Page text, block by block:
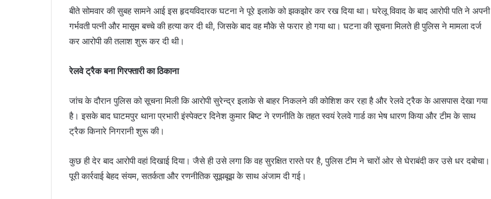
बीते सोमवार की सुबह सामने आई इस हृदयविदारक घटना ने पूरे इलाके को झकझोर कर रख दिया था। घरेलू विवाद के बाद आरोपी पति ने अपनी
गर्भवती पत्नी और मासूम बच्चे की हत्या कर दी थी, जिसके बाद वह मौके से फरार हो गया था। घटना की सूचना मिलते ही पुलिस ने मामला दर्ज
कर आरोपी की तलाश शुरू कर दी थी।
रेलवे ट्रैक बना गिरफ्तारी का ठिकाना
जांच के दौरान पुलिस को सूचना मिली कि आरोपी सुरेन्द्र इलाके से बाहर निकलने की कोशिश कर रहा है और रेलवे ट्रैक के आसपास देखा गया
है। इसके बाद घाटमपुर थाना प्रभारी इंस्पेक्टर दिनेश कुमार बिष्ट ने रणनीति के तहत स्वयं रेलवे गार्ड का भेष धारण किया और टीम के साथ
ट्रैक किनारे निगरानी शुरू की।
कुछ ही देर बाद आरोपी वहां दिखाई दिया। जैसे ही उसे लगा कि वह सुरक्षित रास्ते पर है, पुलिस टीम ने चारों ओर से घेराबंदी कर उसे धर दबोचा।
पूरी कार्रवाई बेहद संयम, सतर्कता और रणनीतिक सूझबूझ के साथ अंजाम दी गई।